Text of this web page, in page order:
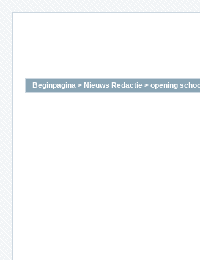
Beginpagina > Nieuws Redactie > opening